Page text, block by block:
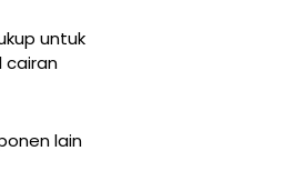
untuk
cairan
lain